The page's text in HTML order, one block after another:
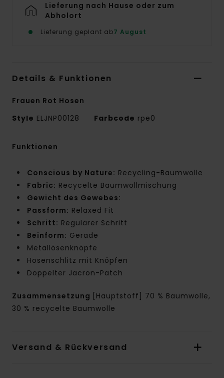
Lieferung nach Hause oder zum
Abholort
Lieferung geplant ab7 August
Details & Funktionen
Frauen Rot Hosen
Style ELJNP00128 Farbcode rpe0
Funktionen
Conscious by Nature: Recycling-Baumwolle
Fabric: Recycelte Baumwollmischung
Gewicht des Gewebes:
Passform: Relaxed Fit
Schritt: Regulärer Schritt
Beinform: Gerade
Metallösenknöpfe
Hosenschlitz mit Knöpfen
Doppelter Jacron-Patch
Zusammensetzung
[Hauptstoff] 70 % Baumwolle,
30 % recycelte Baumwolle
Versand & Rückversand